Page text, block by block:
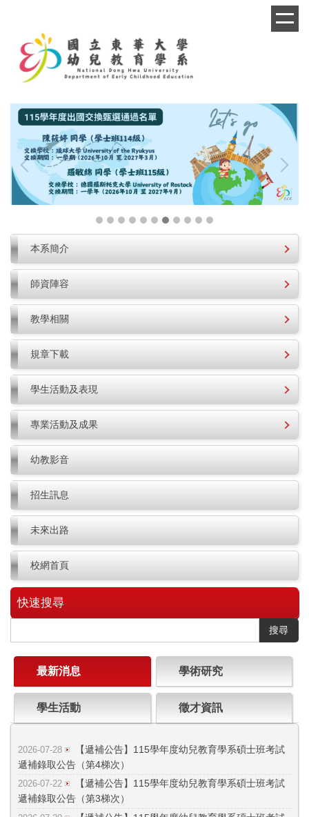
本系簡介
師資陣容
教學相關
規章下載
學生活動及表現
專業活動及成果
幼教影音
招生訊息
未來出路
校網首頁
快速搜尋
搜尋
最新消息 學術研究
學生活動 徵才資訊
2026-07-28
【遞補公告】115學年度幼兒教育學系碩士班考試
遞補錄取公告（第4梯次）
2026-07-22
【遞補公告】115學年度幼兒教育學系碩士班考試
遞補錄取公告（第3梯次）